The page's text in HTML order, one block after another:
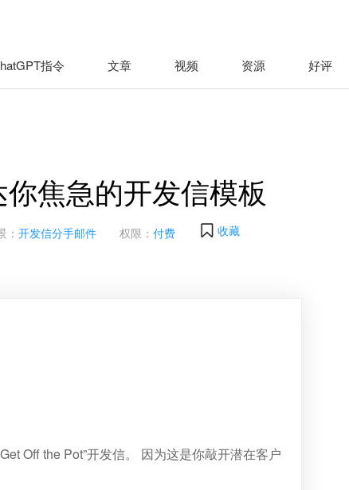
指令 文章 视频 资源 好评
焦急的开发信模板
： 开发信分手邮件 权限： 付费 收藏
Off the Pot”开发信。 因为这是你敲开潜在客户